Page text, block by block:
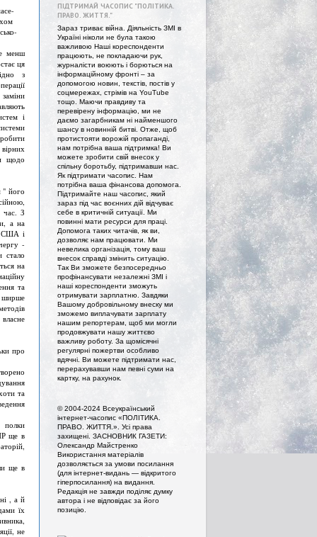
менш
ця
з
і
щодо
" його
час. З
а на
США і
-
стало
на
та
ширше
про
та
полки
ще в
ще в
, а й
їх
не
ПІДТРИМАЙ ЧАСОПИС "ПОЛІТИКА.
ПРАВО. ЖИТТЯ."
Зараз триває війна. Діяльність ЗМІ в
Україні ніколи не була такою
важливою Наші кореспонденти
працюють, не покладаючи рук,
журналісти воюють і борються на
інформаційному фронті – за
допомогою новин, текстів, постів у
соцмережах, стрімів на YouTube
тощо. Маючи правдиву та
перевірену інформацію, ми не
даємо загарбникам ні найменшого
шансу в новинній битві. Отже, щоб
протистояти ворожій пропаганді,
нам потрібна ваша підтримка! Ви
можете зробити свій внесок у
спільну боротьбу, підтримавши нас.
Як підтримати часопис. Нам
потрібна ваша фінансова допомога.
Підтримайте наш часопис, який
зараз під час воєнних дій відчуває
себе в критичній ситуації. Ми
повинні мати ресурси для праці.
Допомога таких читачів, як ви,
дозволяє нам працювати. Ми
невелика організація, тому ваш
внесок справді змінить ситуацію.
Так Ви зможете безпосередньо
профінансувати незалежні ЗМІ і
наші кореспонденти зможуть
отримувати зарплатню. Завдяки
Вашому добровільному внеску ми
зможемо виплачувати зарплату
нашим репортерам, щоб ми могли
продовжувати нашу життєво
важливу роботу. За щомісячні
регулярні пожертви особливо
вдячні. Ви можете підтримати нас,
перерахувавши нам певні суми на
картку, на рахунок.
© 2004-2024 Всеукраїнський
інтернет-часопис «ПОЛІТИКА.
ПРАВО. ЖИТТЯ.». Усi права
захищенi. ЗАСНОВНИК ГАЗЕТИ:
Олександр Майстренко
Використання матеріалів
дозволяється за умови посилання
(для інтернет-видань — відкритого
гіперпосилання) на видання.
Редакція не завжди поділяє думку
автора і не відповідає за його
позицію.